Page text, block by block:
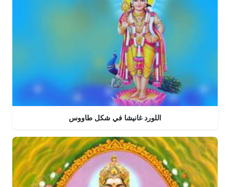
اللورد غانيشا في شكل طاووس